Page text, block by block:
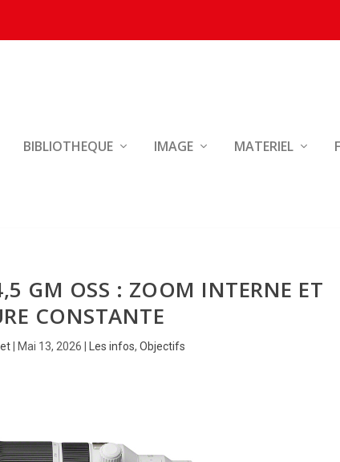
BIBLIOTHEQUE IMAGE MATERIEL
GM OSS : ZOOM INTERNE ET
CONSTANTE
| Mai 13, 2026 Les infos, Objectifs